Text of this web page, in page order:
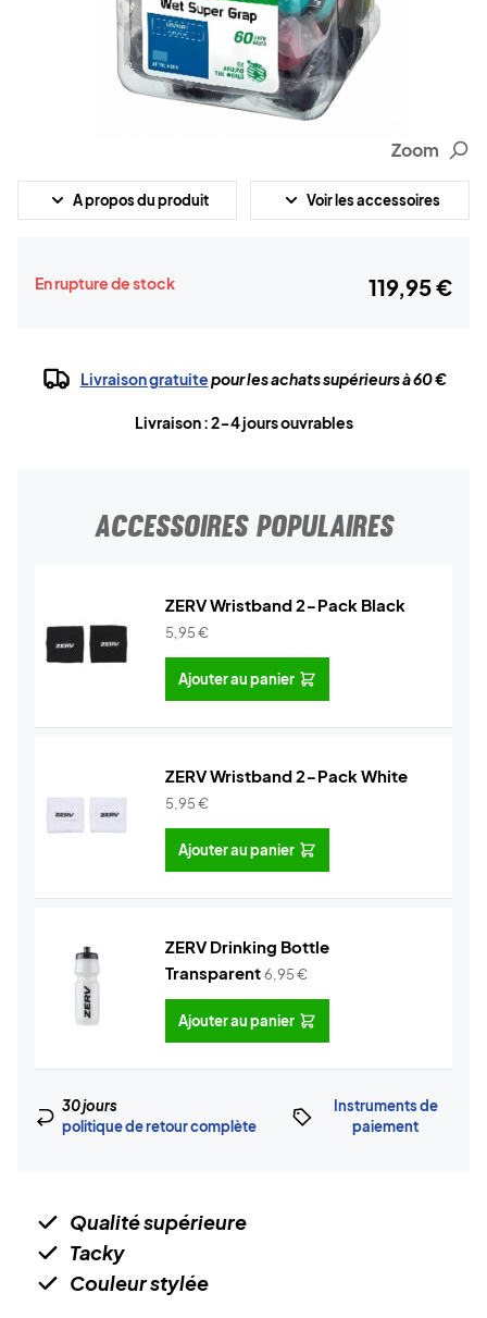
Zoom
A propos du produit Voir les accessoires
En rupture de stock 119,95 €
Livraison gratuitepour les achats supérieurs à 60 €
Livraison : 2-4 jours ouvrables
ACCESSOIRES POPULAIRES
ZERV Wristband 2-Pack Black
5,95€
Ajouter au panier
ZERV Wristband 2-Pack White
5,95€
Ajouter au panier
ZERV Drinking Bottle
Transparent6,95€
Ajouter au panier
30 jours
politique de retour complète
Instruments de
paiement
Qualité supérieure
Tacky
Couleur stylée